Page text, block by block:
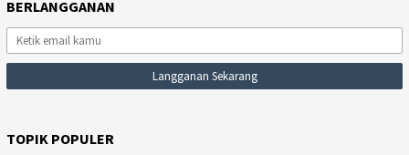
BERLANGGANAN
TOPIK POPULER